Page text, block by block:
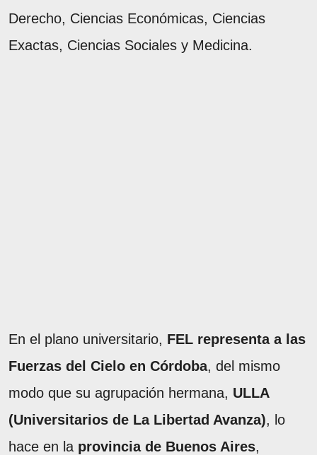
Derecho, Ciencias Económicas, Ciencias
Exactas, Ciencias Sociales y Medicina.
En el plano universitario, FEL representa a las
Fuerzas del Cielo en Córdoba, del mismo
modo que su agrupación hermana, ULLA
(Universitarios de La Libertad Avanza), lo
hace en la provincia de Buenos Aires,